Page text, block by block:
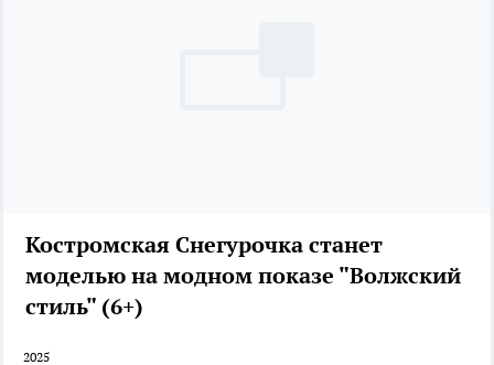
Костромская Снегурочка станет
моделью на модном показе "Волжский
стиль" (6+)
2025